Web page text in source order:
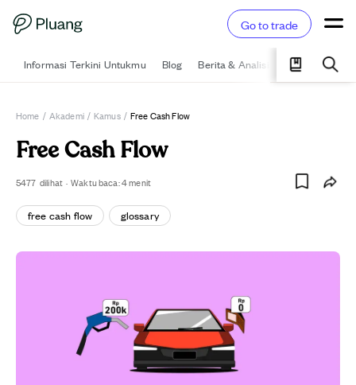
Go to trade
Informasi Terkini Untukmu Blog Berita & Analisis Pelajari
Home / Akademi / Kamus / Free Cash Flow
Free Cash Flow
5477 dilihat · Waktu baca:4menit
free cash flow glossary